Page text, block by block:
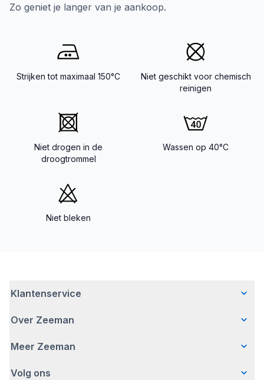
Zo geniet je langer van je aankoop.
Strijken tot maximaal 150°C
Niet geschikt voor chemisch
reinigen
Niet drogen in de
droogtrommel
Wassen op 40°C
Niet bleken
Klantenservice
Veelgestelde vragen
Bezorgen
Over Zeeman
Wie wij zijn
Hoe wij verantwoord ondernemen
Meer Zeeman
Veiligheidswaarschuwing
Volg ons